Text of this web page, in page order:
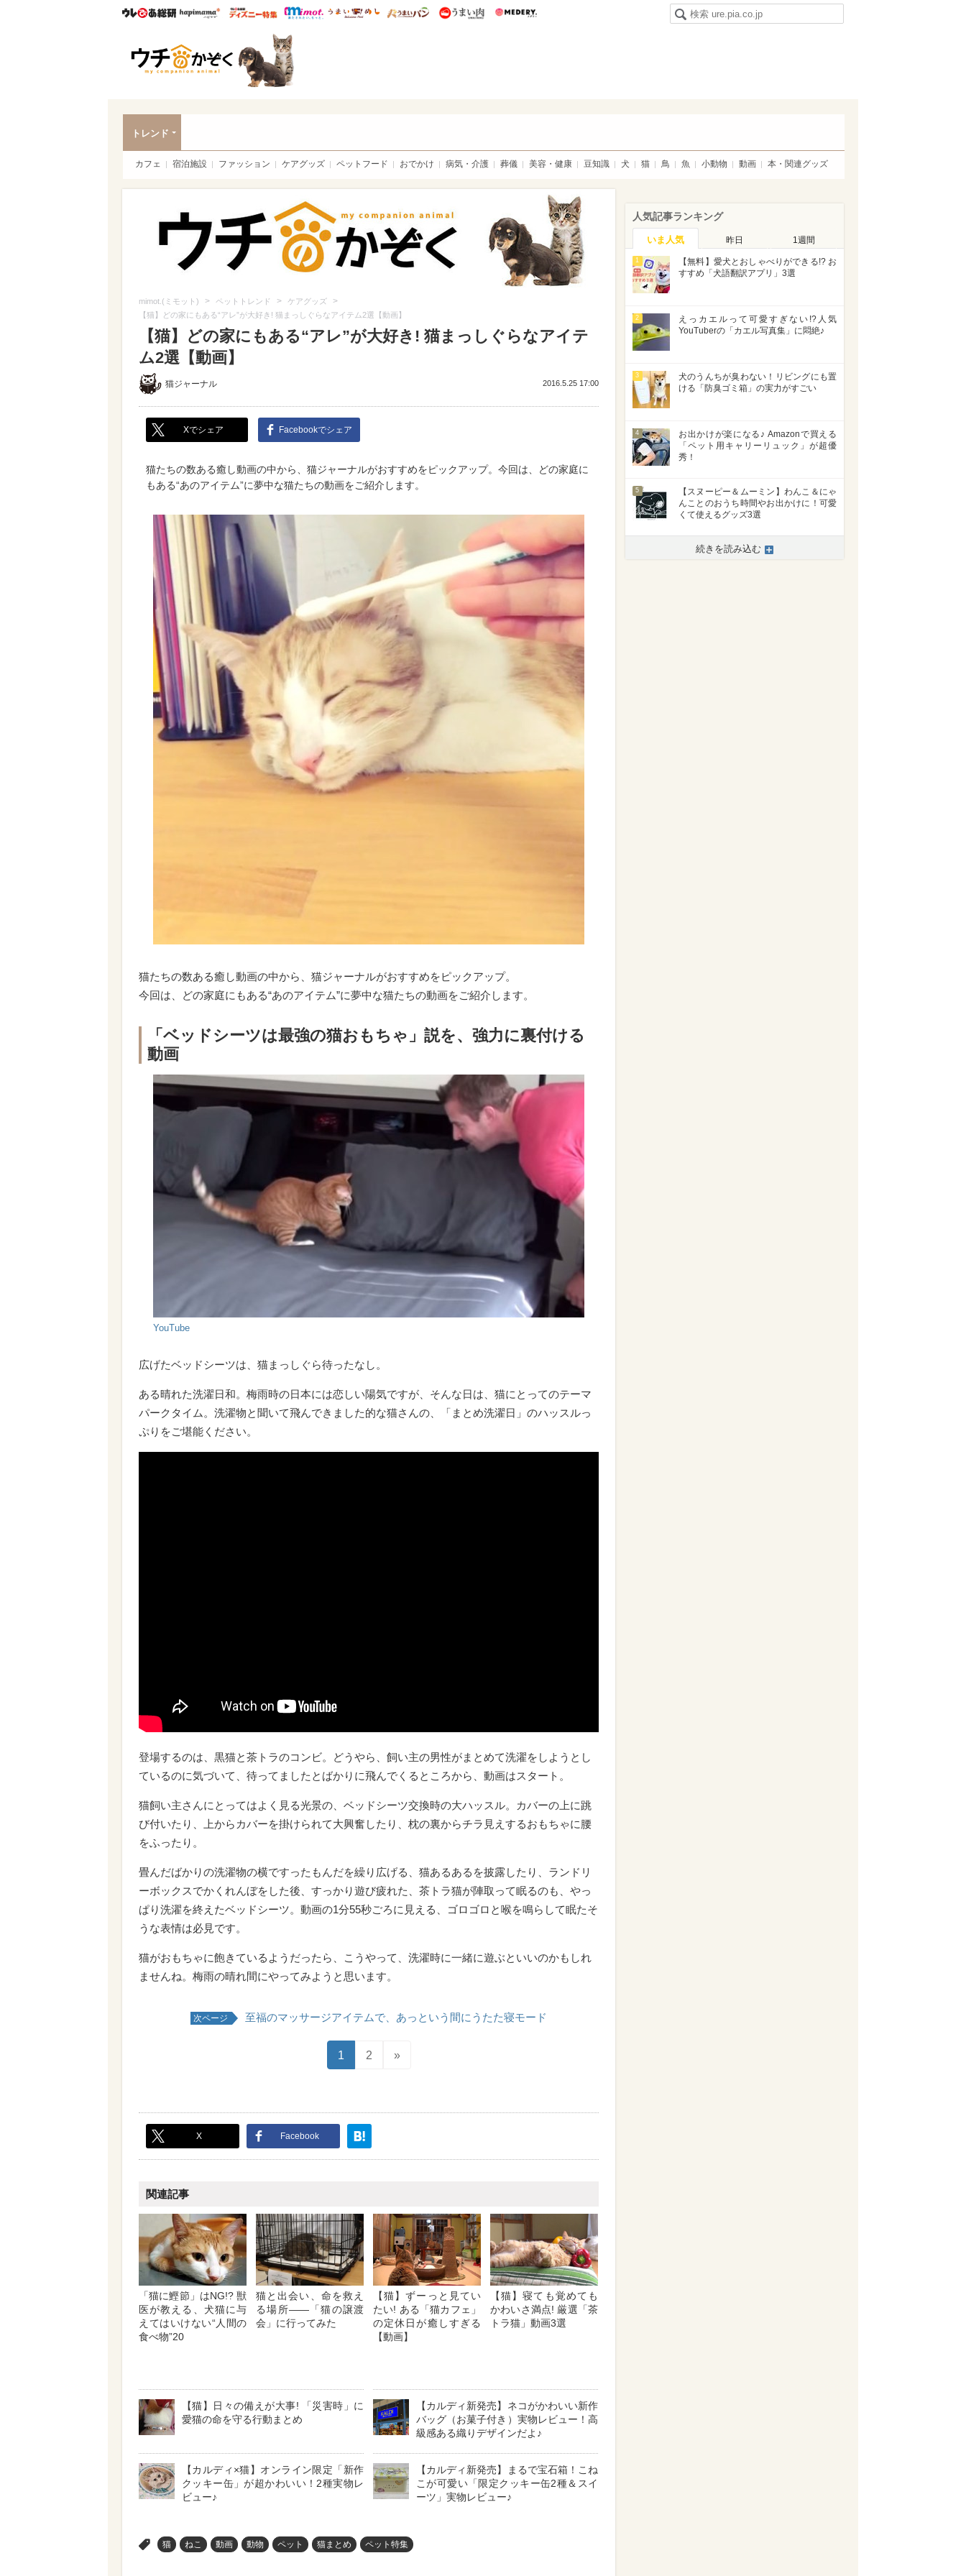
ウレぴあ総研ハピママ* ウレぴあ総研 ディズニー特集
mimot. うまいめし うまいパン うまい肉
トレンド
カフェ 宿泊施設 ファッション ケアグッズ ペットフード おでかけ 病気・介護 葬儀 美容・健康 豆知識 犬 猫 鳥 魚 小動物 動画 本・関連グッズ
mimot.(ミモット) > ペットトレンド > ケアグッズ >
【猫】どの家にもある“アレ”が大好き! 猫まっしぐらなアイテム2選【動画】
【猫】どの家にもある“アレ”が大好き! 猫まっしぐらなアイテ
ム2選【動画】
猫ジャーナル 2016.5.25 17:00
Xでシェア Facebookでシェア
猫たちの数ある癒し動画の中から、猫ジャーナルがおすすめをピックアップ。今回は、どの家庭に
もある“あのアイテム”に夢中な猫たちの動画をご紹介します。
猫たちの数ある癒し動画の中から、猫ジャーナルがおすすめをピックアップ。
今回は、どの家庭にもある“あのアイテム”に夢中な猫たちの動画をご紹介します。
「ベッドシーツは最強の猫おもちゃ」説を、強力に裏付ける
動画
YouTube
広げたベッドシーツは、猫まっしぐら待ったなし。
ある晴れた洗濯日和。梅雨時の日本には恋しい陽気ですが、そんな日は、猫にとってのテーマ
パークタイム。洗濯物と聞いて飛んできました的な猫さんの、「まとめ洗濯日」のハッスルっ
ぷりをご堪能ください。
登場するのは、黒猫と茶トラのコンビ。どうやら、飼い主の男性がまとめて洗濯をしようとし
ているのに気づいて、待ってましたとばかりに飛んでくるところから、動画はスタート。
猫飼い主さんにとってはよく見る光景の、ベッドシーツ交換時の大ハッスル。カバーの上に跳
び付いたり、上からカバーを掛けられて大興奮したり、枕の裏からチラ見えするおもちゃに腰
をふったり。
畳んだばかりの洗濯物の横ですったもんだを繰り広げる、猫あるあるを披露したり、ランドリ
ーボックスでかくれんぼをした後、すっかり遊び疲れた、茶トラ猫が陣取って眠るのも、やっ
ぱり洗濯を終えたベッドシーツ。動画の1分55秒ごろに見える、ゴロゴロと喉を鳴らして眠たそ
うな表情は必見です。
猫がおもちゃに飽きているようだったら、こうやって、洗濯時に一緒に遊ぶといいのかもしれ
ませんね。梅雨の晴れ間にやってみようと思います。
次ページ 至福のマッサージアイテムで、あっという間にうたた寝モード
1 2 »
X Facebook
関連記事
「猫に鰹節」はNG!? 獣
医が教える、犬猫に与
えてはいけない“人間の
食べ物”20
猫と出会い、命を救え
る場所――「猫の譲渡
会」に行ってみた
【猫】ずーっと見てい
たい! ある「猫カフェ」
の定休日が癒しすぎる
【動画】
【猫】寝ても覚めても
かわいさ満点! 厳選「茶
トラ猫」動画3選
【猫】日々の備えが大事! 「災害時」に
愛猫の命を守る行動まとめ
【カルディ新発売】ネコがかわいい新作
バッグ（お菓子付き）実物レビュー！高
級感ある織りデザインだよ♪
【カルディ×猫】オンライン限定「新作
クッキー缶」が超かわいい！2種実物レ
ビュー♪
【カルディ新発売】まるで宝石箱！こね
こが可愛い「限定クッキー缶2種＆スイ
ーツ」実物レビュー♪
猫 ねこ 動画 動物 ペット 猫まとめ ペット特集
人気記事ランキング
いま人気 昨日 1週間
1
【無料】愛犬とおしゃべりができる!? お
すすめ「犬語翻訳アプリ」3選
2
えっカエルって可愛すぎない!?人気
YouTuberの「カエル写真集」に悶絶♪
3
犬のうんちが臭わない！リビングにも置
ける「防臭ゴミ箱」の実力がすごい
4
お出かけが楽になる♪ Amazonで買える
「ペット用キャリーリュック」が超優
秀！
5
【スヌーピー＆ムーミン】わんこ＆にゃ
んことのおうち時間やお出かけに！可愛
くて使えるグッズ3選
続きを読み込む